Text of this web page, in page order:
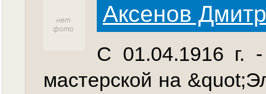
Аксенов
С 01.04.1916 г.
мастерской на